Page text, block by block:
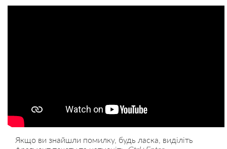
Якщо ви знайшли помилку, будь ласка, виділіть